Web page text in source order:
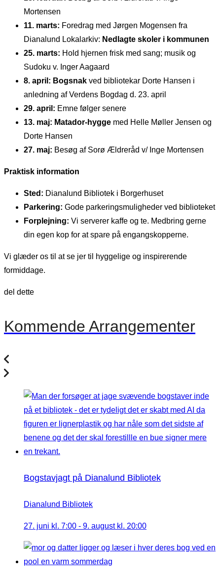
Mortensen
11. marts: Foredrag med Jørgen Mogensen fra
Dianalund Lokalarkiv: Nedlagte skoler i kommunen
25. marts: Hold hjernen frisk med sang; musik og
Sudoku v. Inger Aagaard
8. april: Bogsnak ved bibliotekar Dorte Hansen i
anledning af Verdens Bogdag d. 23. april
29. april: Emne følger senere
13. maj: Matador-hygge med Helle Møller Jensen og
Dorte Hansen
27. maj: Besøg af Sorø Ældreråd v/ Inge Mortensen
Praktisk information
Sted: Dianalund Bibliotek i Borgerhuset
Parkering: Gode parkeringsmuligheder ved biblioteket
Forplejning: Vi serverer kaffe og te. Medbring gerne
din egen kop for at spare på engangskopperne.
Vi glæder os til at se jer til hyggelige og inspirerende
formiddage.
del dette
Kommende Arrangementer
Bogstavjagt på Dianalund Bibliotek
Dianalund Bibliotek
27. juni kl. 7:00 - 9. august kl. 20:00